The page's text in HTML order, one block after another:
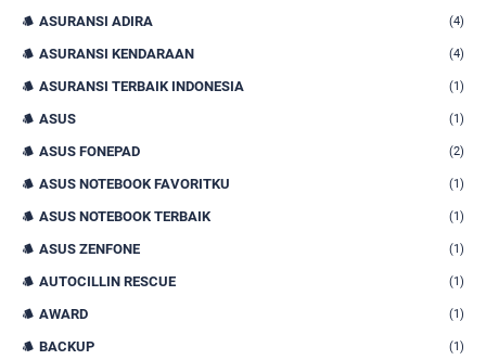
ASURANSI ADIRA (4)
ASURANSI KENDARAAN (4)
ASURANSI TERBAIK INDONESIA (1)
ASUS (1)
ASUS FONEPAD (2)
ASUS NOTEBOOK FAVORITKU (1)
ASUS NOTEBOOK TERBAIK (1)
ASUS ZENFONE (1)
AUTOCILLIN RESCUE (1)
AWARD (1)
BACKUP (1)